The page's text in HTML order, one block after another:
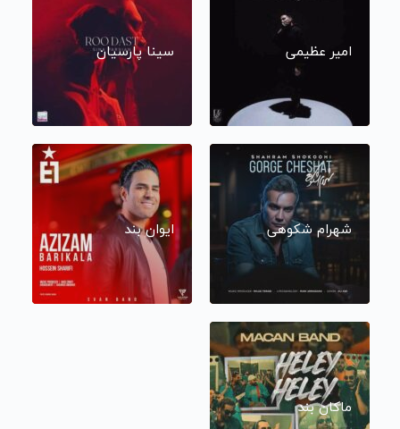
امیر عظیمی سینا پارسیان
شهرام شکوهی ایوان بند
ماکان بند